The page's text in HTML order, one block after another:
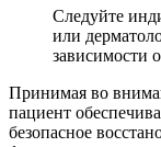
Следуйте
или
зависимости
Принимая во
пациент
безопасное